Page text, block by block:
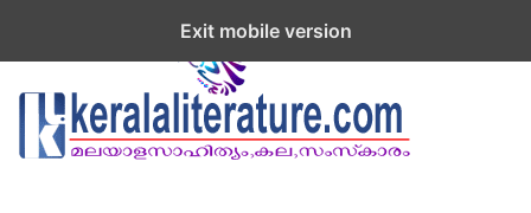
Exit mobile version